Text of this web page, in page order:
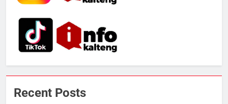
Recent Posts
6
Lulusan Siap Kerja Melalui
Program Magang Berdampak
ECONOMY
Permukiman di Pasar Besar